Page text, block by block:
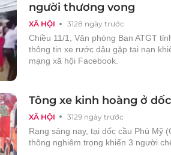
XÃ HỘI 3128 ngày trước
người thương vong
Chiều 11/1, Văn phòng Ban ATGT
thông tin xe rước dâu gặp tai nạn
mạng xã hội Facebook.
XÃ HỘI 3129 ngày trước
Tông xe kinh hoàng ở
Rạng sáng nay, tại dốc cầu Phú Mỹ
thông nghiêm trọng khiến 3 người